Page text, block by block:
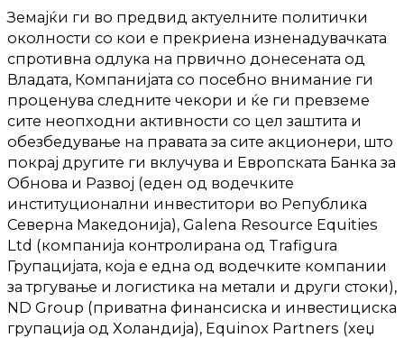
Земајќи ги во предвид актуелните политички
околности со кои е прекриена изненадувачката
спротивна одлука на првично донесената од
Владата, Компанијата со посебно внимание ги
проценува следните чекори и ќе ги превземе
сите неопходни активности со цел заштита и
обезбедување на правата за сите акционери, што
покрај другите ги вклучува и Европската Банка за
Обнова и Развој (еден од водечките
институционални инвеститори во Република
Северна Македонија), Galena Resource Equities
Ltd (компанија контролирана од Trafigura
Групацијата, која е една од водечките компании
за тргување и логистика на метали и други стоки),
ND Group (приватна финансиска и инвестициска
групација од Холандија), Equinox Partners (хеџ